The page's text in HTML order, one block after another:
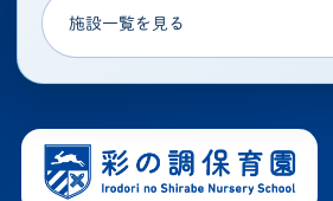
施設一覧を見る